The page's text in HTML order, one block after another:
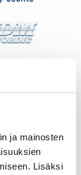
ja mainosten
Lisäksi